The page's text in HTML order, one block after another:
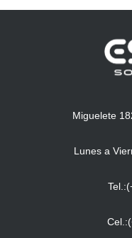
Miguelete
Lunes a